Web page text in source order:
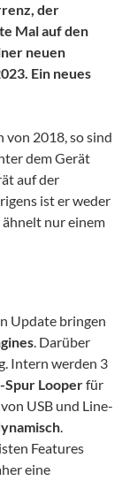
der
Mal auf den
neuen
Ein neues
von 2018, so sind
dem Gerät
auf der
ist er weder
ähnelt nur einem
Update bringen
. Darüber
Intern werden 3
Spur Looperfür
USB und Line-
.
Features
eine